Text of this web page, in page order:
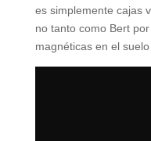
es simplemente cajas
no tanto como Bert
magnéticas en el